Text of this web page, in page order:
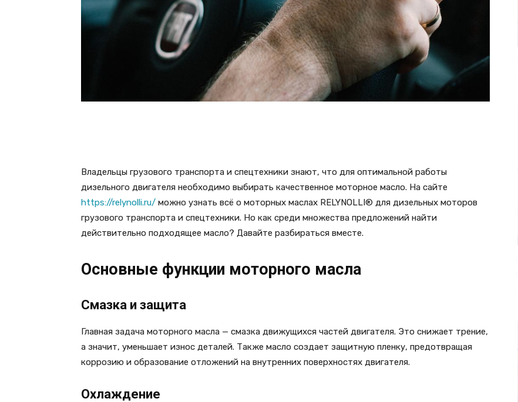
Владельцы грузового транспорта и спецтехники знают, что для оптимальной работы
дизельного двигателя необходимо выбирать качественное моторное масло. На сайте
https://relynolli.ru/ можно узнать всё о моторных маслах RELYNOLLI® для дизельных моторов
грузового транспорта и спецтехники. Но как среди множества предложений найти
действительно подходящее масло? Давайте разбираться вместе.
Основные функции моторного масла
Смазка и защита
Главная задача моторного масла — смазка движущихся частей двигателя. Это снижает трение,
а значит, уменьшает износ деталей. Также масло создает защитную пленку, предотвращая
коррозию и образование отложений на внутренних поверхностях двигателя.
Охлаждение